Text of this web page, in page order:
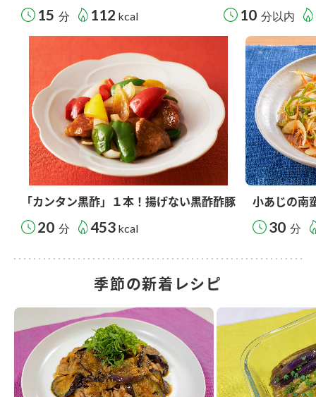
15 分 112 kcal 10 分以内
「カンタン黒酢」１本！揚げない黒酢酢豚
20 分 453 kcal
小あじの南
30 分
季節の新着レシピ